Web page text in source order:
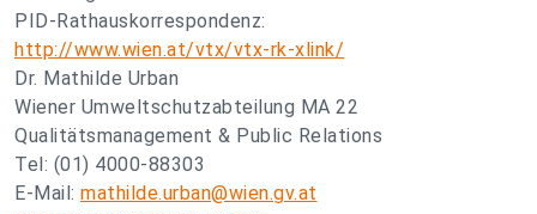
PID-Rathauskorrespondenz:
http://www.wien.at/vtx/vtx-rk-xlink/
Dr. Mathilde Urban
Wiener Umweltschutzabteilung MA 22
Qualitätsmanagement & Public Relations
Tel: (01) 4000-88303
E-Mail: mathilde.urban@wien.gv.at